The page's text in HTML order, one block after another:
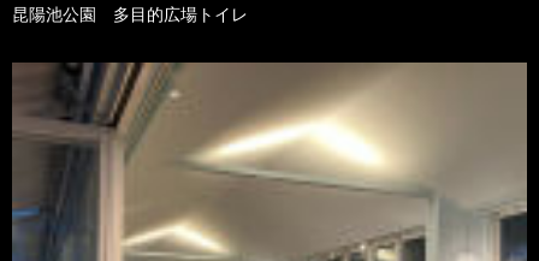
昆陽池公園 多目的広場トイレ